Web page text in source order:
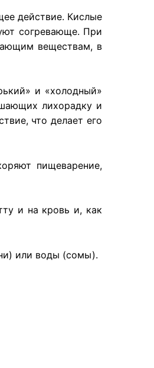
действие. Кислые
согревающе. При
веществам, в
и «холодный»
лихорадку и
что делает его
пищеварение,
и на кровь и, как
или воды (сомы).